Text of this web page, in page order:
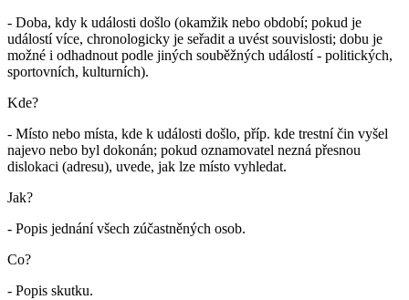
- Doba, kdy k události došlo (okamžik nebo období; pokud je
událostí více, chronologicky je seřadit a uvést souvislosti; dobu je
možné i odhadnout podle jiných souběžných událostí - politických,
sportovních, kulturních).
Kde?
- Místo nebo místa, kde k události došlo, příp. kde trestní čin vyšel
najevo nebo byl dokonán; pokud oznamovatel nezná přesnou
dislokaci (adresu), uvede, jak lze místo vyhledat.
Jak?
- Popis jednání všech zúčastněných osob.
Co?
- Popis skutku.